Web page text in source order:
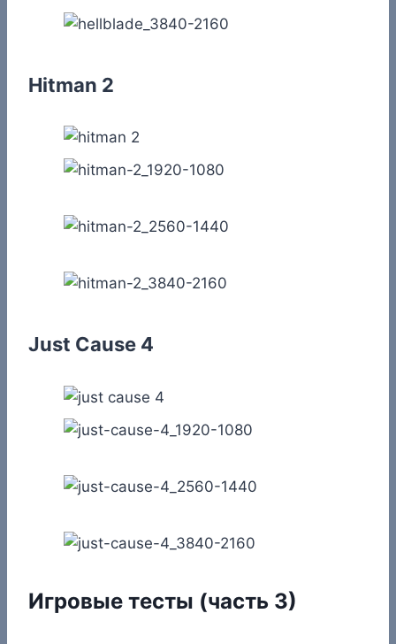
Hitman 2
Just Cause 4
Игровые тесты (часть 3)